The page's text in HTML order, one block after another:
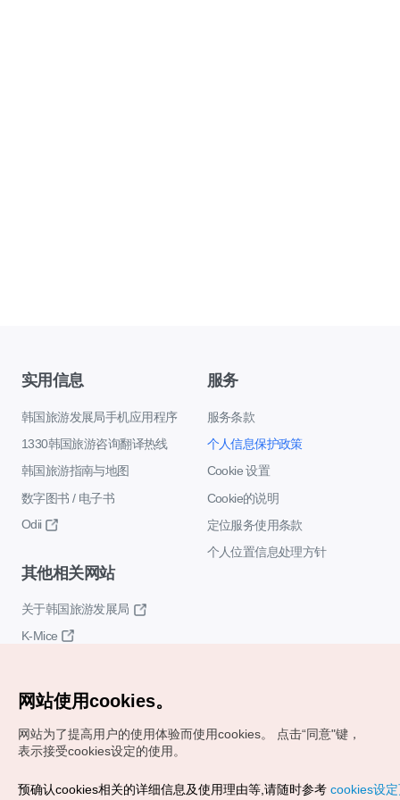
实用信息
韩国旅游发展局手机应用程序
1330韩国旅游咨询翻译热线
韩国旅游指南与地图
数字图书 / 电子书
Odii
服务
服务条款
个人信息保护政策
Cookie 设置
Cookie的说明
定位服务使用条款
个人位置信息处理方针
其他相关网站
关于韩国旅游发展局
K-Mice
Copyrights (c) 韩国旅游发展局版权所有
网站使用cookies。
网站为了提高用户的使用体验而使用cookies。
点击“同意"键，
表示接受cookies设定的使用。
预确认cookies相关的详细信息及使用理由等,请随时参考 cookies设